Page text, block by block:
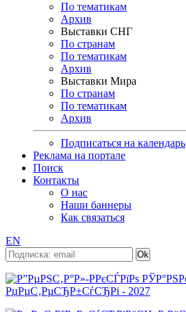
По тематикам
Архив
Выставки СНГ
По странам
По тематикам
Архив
Выставки Мира
По странам
По тематикам
Архив
Подписаться на календарь
Реклама на портале
Поиск
Контакты
О нас
Наши баннеры
Как связаться
EN